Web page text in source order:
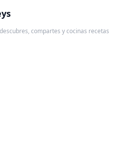
compartes y cocinas recetas